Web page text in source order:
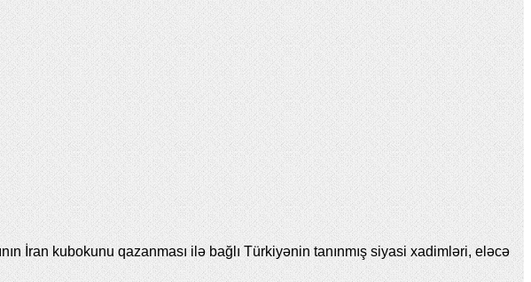
İran kubokunu qazanması ilə bağlı Türkiyənin tanınmış siyasi xadimləri, eləcə